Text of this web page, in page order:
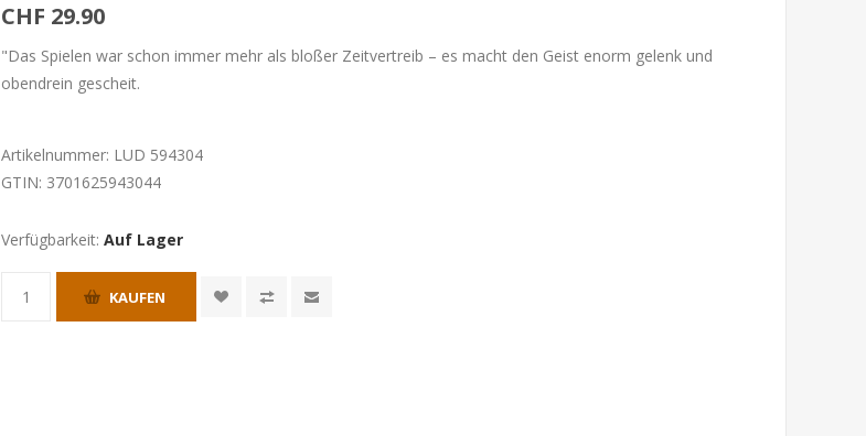
CHF 29.90
"Das Spielen war schon immer mehr als bloßer Zeitvertreib – es macht den Geist enorm gelenk und
obendrein gescheit.
Artikelnummer: LUD 594304
GTIN: 3701625943044
Verfügbarkeit: Auf Lager
KAUFEN